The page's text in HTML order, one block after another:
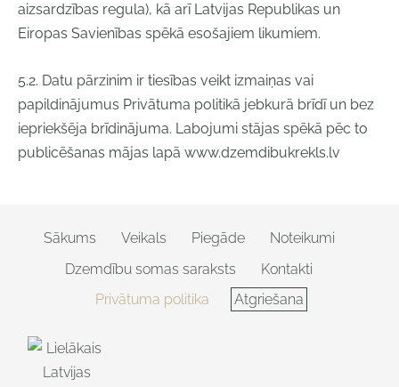
aizsardzības regula), kā arī Latvijas Republikas un
Eiropas Savienības spēkā esošajiem likumiem.
5.2. Datu pārzinim ir tiesības veikt izmaiņas vai
papildinājumus Privātuma politikā jebkurā brīdī un bez
iepriekšēja brīdinājuma. Labojumi stājas spēkā pēc to
publicēšanas mājas lapā www.dzemdibukrekls.lv
Sākums Veikals Piegāde
Noteikumi
Dzemdību somas saraksts
Kontakti
Privātuma politika
Atgriešana